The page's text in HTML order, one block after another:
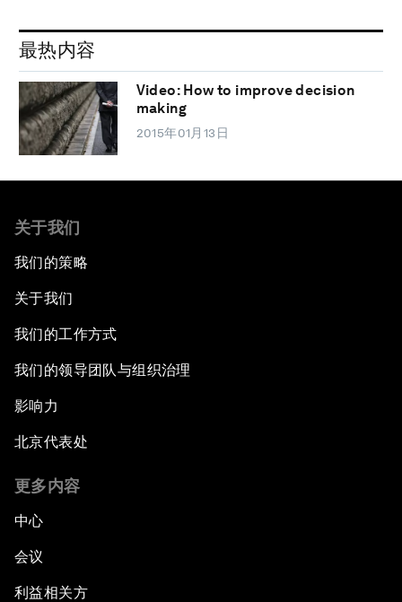
最热内容
Video: How to improve decision
making
2015年01月13日
关于我们
我们的策略
关于我们
我们的工作方式
我们的领导团队与组织治理
影响力
北京代表处
更多内容
中心
会议
利益相关方